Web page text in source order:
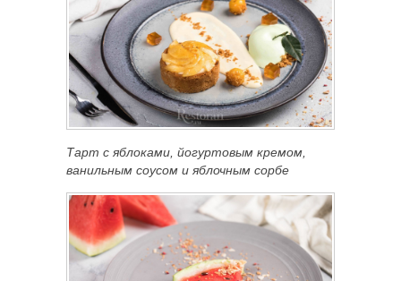
Тарт с яблоками, йогуртовым кремом,
ванильным соусом и яблочным сорбе